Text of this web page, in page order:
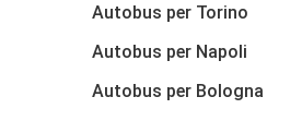
Autobus per Torino
Autobus per Napoli
Autobus per Bologna